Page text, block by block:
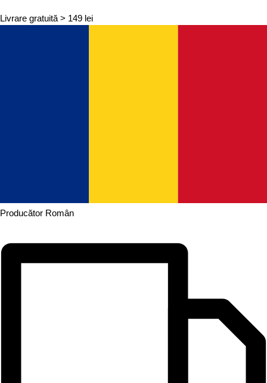
Livrare gratuită > 149 lei
Producător Român